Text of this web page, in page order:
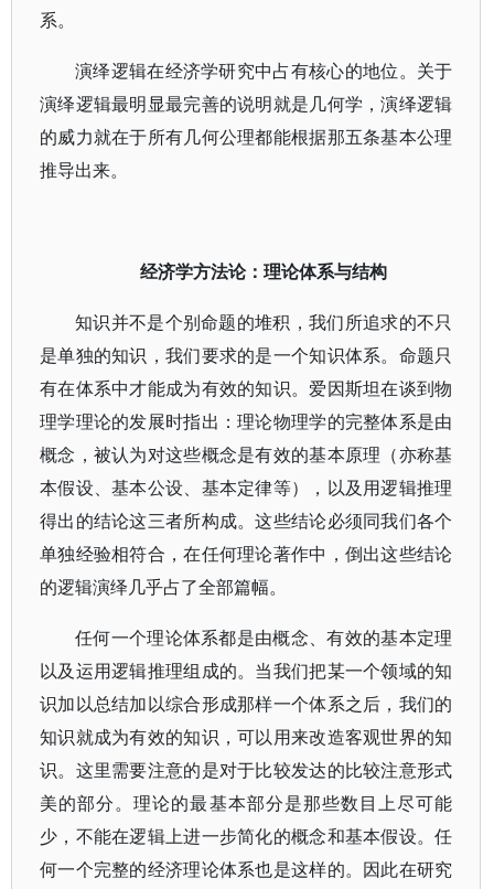
系。
演绎逻辑在经济学研究中占有核心的地位。关于
演绎逻辑最明显最完善的说明就是几何学，演绎逻辑
的威力就在于所有几何公理都能根据那五条基本公理
推导出来。
经济学方法论：理论体系与结构
知识并不是个别命题的堆积，我们所追求的不只
是单独的知识，我们要求的是一个知识体系。命题只
有在体系中才能成为有效的知识。爱因斯坦在谈到物
理学理论的发展时指出：理论物理学的完整体系是由
概念，被认为对这些概念是有效的基本原理（亦称基
本假设、基本公设、基本定律等），以及用逻辑推理
得出的结论这三者所构成。这些结论必须同我们各个
单独经验相符合，在任何理论著作中，倒出这些结论
的逻辑演绎几乎占了全部篇幅。
任何一个理论体系都是由概念、有效的基本定理
以及运用逻辑推理组成的。当我们把某一个领域的知
识加以总结加以综合形成那样一个体系之后，我们的
知识就成为有效的知识，可以用来改造客观世界的知
识。这里需要注意的是对于比较发达的比较注意形式
美的部分。理论的最基本部分是那些数目上尽可能
少，不能在逻辑上进一步简化的概念和基本假设。任
何一个完整的经济理论体系也是这样的。因此在研究